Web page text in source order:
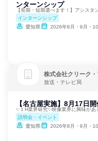
ンターンシップ
インターンシップ
愛知県
2026年8月・9月・
株式会社クリーク
放送・テレビ局
【名古屋実施】8月17日
✨１H業界研究✨映像業界に興味が
説明会・イベント
愛知県
2026年8月・9月・